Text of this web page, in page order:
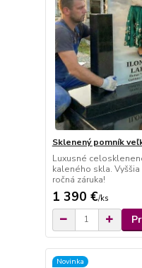
Sklenený pomník
Luxusné
kaleného skla.
ročná záruka!
1 390 €/ks
Novinka